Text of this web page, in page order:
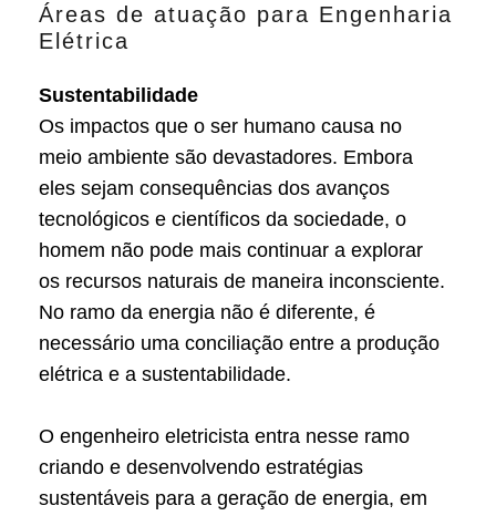
Áreas de atuação para Engenharia
Elétrica
Sustentabilidade
Os impactos que o ser humano causa no
meio ambiente são devastadores. Embora
eles sejam consequências dos avanços
tecnológicos e científicos da sociedade, o
homem não pode mais continuar a explorar
os recursos naturais de maneira inconsciente.
No ramo da energia não é diferente, é
necessário uma conciliação entre a produção
elétrica e a sustentabilidade.
O engenheiro eletricista entra nesse ramo
criando e desenvolvendo estratégias
sustentáveis para a geração de energia, em